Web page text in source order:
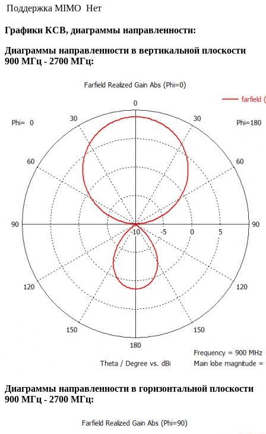
Поддержка MIMO Нет
Графики КСВ, диаграммы направленности:
Диаграммы направленности в вертикальной плоскости
900 МГц - 2700 МГц:
Диаграммы направленности в горизонтальной плоскости
900 МГц - 2700 МГц: